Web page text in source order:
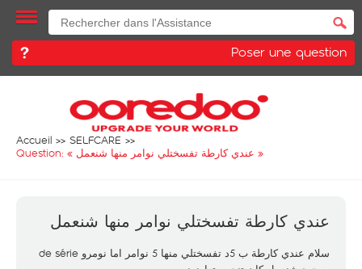
Poser une question
Accueil
SELFCARE
Question: « عندي كارطة تفسختلي نوامر منها شنعمل »
عندي كارطة تفسختلي نوامر منها شنعمل
سلام عندي كارطة ب 5د تفسختلي منها 5 نوامر اما نومرو de série